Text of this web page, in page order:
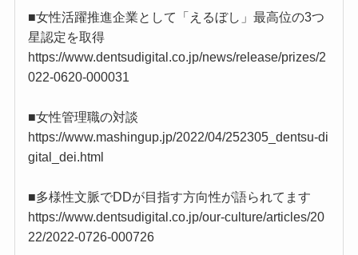
■女性活躍推進企業として「えるぼし」最高位の3つ
星認定を取得
https://www.dentsudigital.co.jp/news/release/prizes/2
022-0620-000031
■女性管理職の対談
https://www.mashingup.jp/2022/04/252305_dentsu-di
gital_dei.html
■多様性文脈でDDが目指す方向性が語られてます
https://www.dentsudigital.co.jp/our-culture/articles/20
22/2022-0726-000726